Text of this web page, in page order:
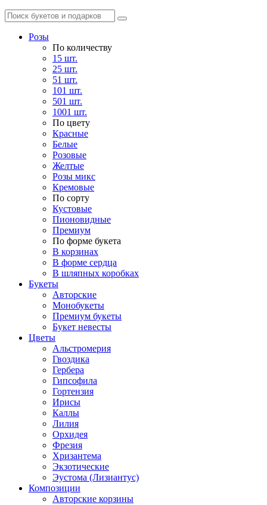
Розы
По количеству
15 шт.
25 шт.
51 шт.
101 шт.
501 шт.
1001 шт.
По цвету
Красные
Белые
Розовые
Желтые
Розы микс
Кремовые
По сорту
Кустовые
Пионовидные
Премиум
По форме букета
В корзинах
В форме сердца
В шляпных коробках
Букеты
Авторские
Монобукеты
Премиум букеты
Букет невесты
Цветы
Альстромерия
Гвоздика
Гербера
Гипсофила
Гортензия
Ирисы
Каллы
Лилия
Орхидея
Фрезия
Хризантема
Экзотические
Эустома (Лизиантус)
Композиции
Авторские корзины